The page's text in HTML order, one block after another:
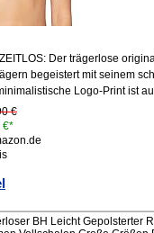
ZEITLOS: Der trägerlose
begeistert mit seinem
Logo-Print ist
€
€*
BH Leicht Gepolsterter